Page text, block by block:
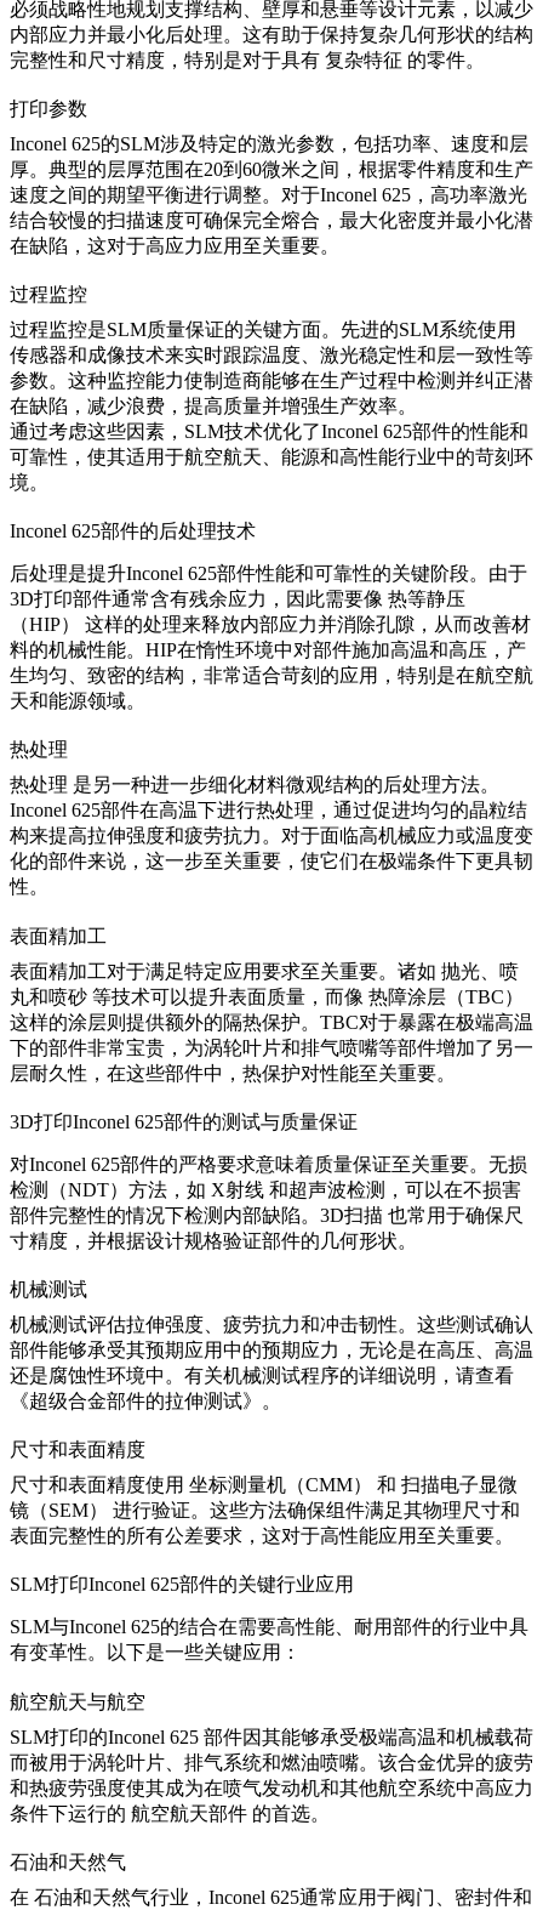
必须战略性地规划支撑结构、壁厚和悬垂等设计元素，以减少
内部应力并最小化后处理。这有助于保持复杂几何形状的结构
完整性和尺寸精度，特别是对于具有 复杂特征 的零件。
打印参数
Inconel 625的SLM涉及特定的激光参数，包括功率、速度和层
厚。典型的层厚范围在20到60微米之间，根据零件精度和生产
速度之间的期望平衡进行调整。对于Inconel 625，高功率激光
结合较慢的扫描速度可确保完全熔合，最大化密度并最小化潜
在缺陷，这对于高应力应用至关重要。
过程监控
过程监控是SLM质量保证的关键方面。先进的SLM系统使用
传感器和成像技术来实时跟踪温度、激光稳定性和层一致性等
参数。这种监控能力使制造商能够在生产过程中检测并纠正潜
在缺陷，减少浪费，提高质量并增强生产效率。
通过考虑这些因素，SLM技术优化了Inconel 625部件的性能和
可靠性，使其适用于航空航天、能源和高性能行业中的苛刻环
境。
Inconel 625部件的后处理技术
后处理是提升Inconel 625部件性能和可靠性的关键阶段。由于
3D打印部件通常含有残余应力，因此需要像 热等静压
（HIP）
这样的处理来释放内部应力并消除孔隙，从而改善材
料的机械性能。HIP在惰性环境中对部件施加高温和高压，产
生均匀、致密的结构，非常适合苛刻的应用，特别是在航空航
天和能源领域。
热处理
热处理 是另一种进一步细化材料微观结构的后处理方法。
Inconel 625部件在高温下进行热处理，通过促进均匀的晶粒结
构来提高拉伸强度和疲劳抗力。对于面临高机械应力或温度变
化的部件来说，这一步至关重要，使它们在极端条件下更具韧
性。
表面精加工
表面精加工对于满足特定应用要求至关重要。诸如 抛光、喷
丸和喷砂 等技术可以提升表面质量，而像 热障涂层（TBC）
这样的涂层则提供额外的隔热保护。TBC对于暴露在极端高温
下的部件非常宝贵，为涡轮叶片和排气喷嘴等部件增加了另一
层耐久性，在这些部件中，热保护对性能至关重要。
3D打印Inconel 625部件的测试与质量保证
对Inconel 625部件的严格要求意味着质量保证至关重要。无损
检测（NDT）方法，如 X射线 和超声波检测，可以在不损害
部件完整性的情况下检测内部缺陷。 3D扫描 也常用于确保尺
寸精度，并根据设计规格验证部件的几何形状。
机械测试
机械测试评估拉伸强度、疲劳抗力和冲击韧性。这些测试确认
部件能够承受其预期应用中的预期应力，无论是在高压、高温
还是腐蚀性环境中。有关机械测试程序的详细说明，请查看
《超级合金部件的拉伸测试》。
尺寸和表面精度
尺寸和表面精度使用 坐标测量机（CMM） 和 扫描电子显微
镜（SEM）
进行验证。这些方法确保组件满足其物理尺寸和
表面完整性的所有公差要求，这对于高性能应用至关重要。
SLM打印Inconel 625部件的关键行业应用
SLM与Inconel 625的结合在需要高性能、耐用部件的行业中具
有变革性。以下是一些关键应用：
航空航天与航空
SLM打印的Inconel 625 部件因其能够承受极端高温和机械载荷
而被用于涡轮叶片、排气系统和燃油喷嘴。该合金优异的疲劳
和热疲劳强度使其成为在喷气发动机和其他航空系统中高应力
条件下运行的 航空航天部件 的首选。
石油和天然气
在 石油和天然气行业 ，Inconel 625通常应用于阀门、密封件和